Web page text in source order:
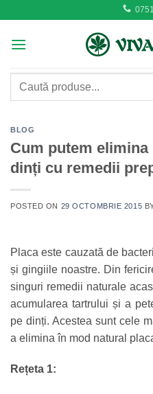
content
Caută
BLOG
Cum putem
dinți cu remedii
POSTED ON 29 OCTOMBRIE 2015
Placa este cauzată de
și gingiile noastre. Din
singuri remedii naturale
acumularea tartrului și a
pe dinți. Acestea sunt cele
a elimina în mod natural
Rețeta 1: